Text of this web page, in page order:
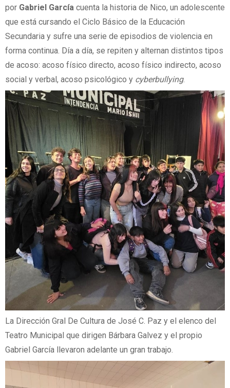
por Gabriel García cuenta la historia de Nico, un adolescente
que está cursando el Ciclo Básico de la Educación
Secundaria y sufre una serie de episodios de violencia en
forma continua. Día a día, se repiten y alternan distintos tipos
de acoso: acoso físico directo, acoso físico indirecto, acoso
social y verbal, acoso psicológico y cyberbullying.
La Dirección Gral De Cultura de José C. Paz y el elenco del
Teatro Municipal que dirigen Bárbara Galvez y el propio
Gabriel García llevaron adelante un gran trabajo.